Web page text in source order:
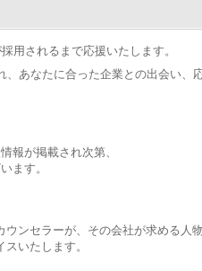
用されるまで応援いたします。
あなたに合った企業との出会い、
報が掲載され次第、
ます。
ンセラーが、その会社が求める人
いたします。